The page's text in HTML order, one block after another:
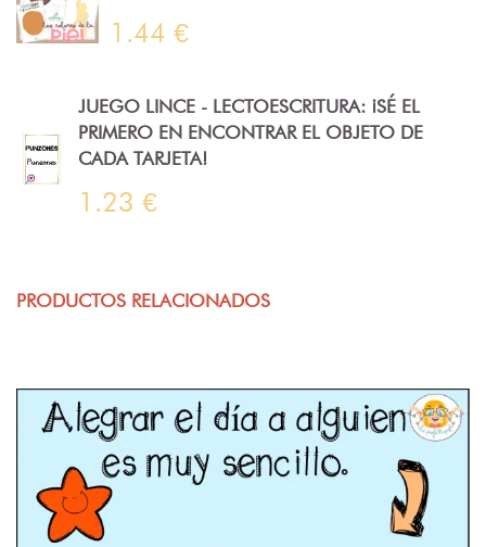
1.44 €
JUEGO LINCE - LECTOESCRITURA: ¡SÉ EL
PRIMERO EN ENCONTRAR EL OBJETO DE
CADA TARJETA!
1.23 €
PRODUCTOS RELACIONADOS